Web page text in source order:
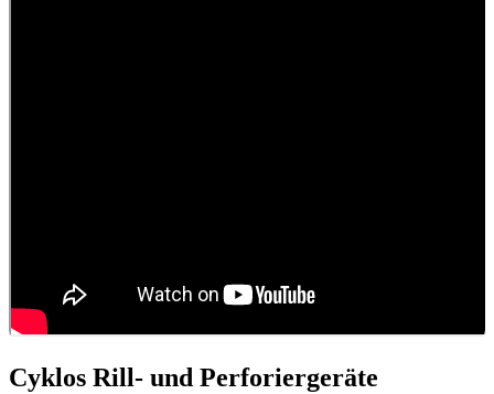
Cyklos Rill- und Perforiergeräte